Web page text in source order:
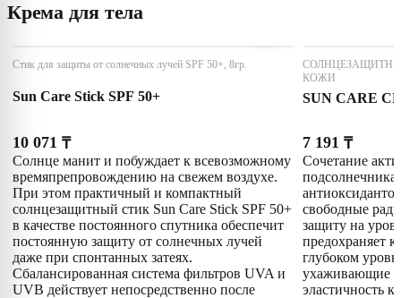
Крема для тела
Стик для защиты от солнечных лучей SPF 50+, 8гр.
Sun Care Stick SPF 50+
10 071 ₸
Солнце манит и побуждает к всевозможному
времяпрепровождению на свежем воздухе.
При этом практичный и компактный
солнцезащитный стик Sun Care Stick SPF 50+
в качестве постоянного спутника обеспечит
постоянную защиту от солнечных лучей
даже при спонтанных затеях.
Сбалансированная система фильтров UVA и
UVB действует непосредственно после
КОЖИ
SUN CARE
7 191 ₸
Сочетание
свободные
защиту на
предохраняет
глубоком
ухаживающие
эластичность